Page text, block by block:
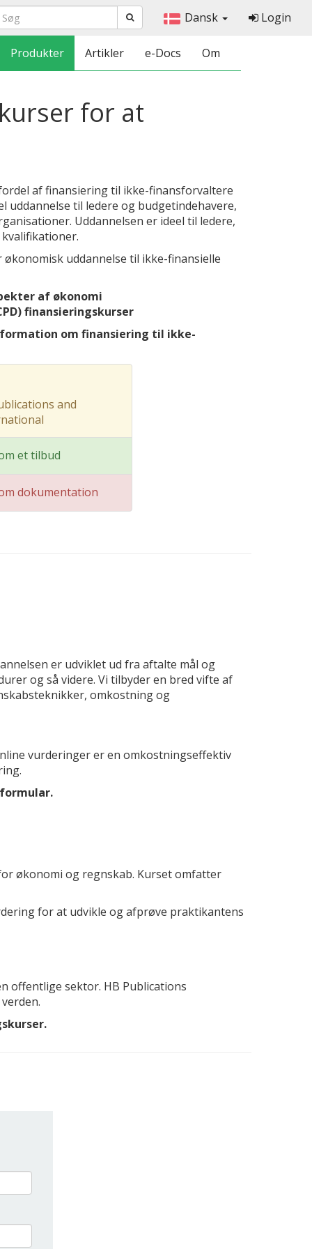
Dansk Login
Produkter Artikler e-Docs Om
for at
af finansiering til ikke-finansforvaltere
til ledere og budgetindehavere,
Uddannelsen er ideel til ledere,
uddannelse til ikke-finansielle
af økonomi
finansieringskurser
om finansiering til ikke-
and
et tilbud
dokumentation
er udviklet ud fra aftalte mål og
og så videre. Vi tilbyder en bred vifte af
omkostning og
vurderinger er en omkostningseffektiv
økonomi og regnskab. Kurset omfatter
for at udvikle og afprøve praktikantens
offentlige sektor. HB Publications